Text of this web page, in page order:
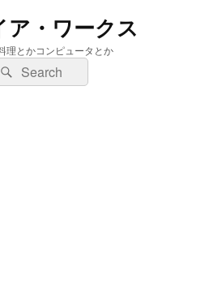
ア・ワークス
理とかコンピュータとか
検
:
検
索